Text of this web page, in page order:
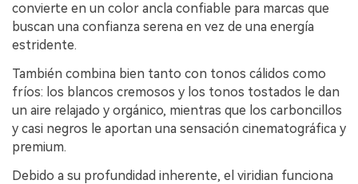
convierte en un color ancla confiable para marcas que
buscan una confianza serena en vez de una energía
estridente.
También combina bien tanto con tonos cálidos como
fríos: los blancos cremosos y los tonos tostados le dan
un aire relajado y orgánico, mientras que los carboncillos
y casi negros le aportan una sensación cinematográfica y
premium.
Debido a su profundidad inherente, el viridian funciona